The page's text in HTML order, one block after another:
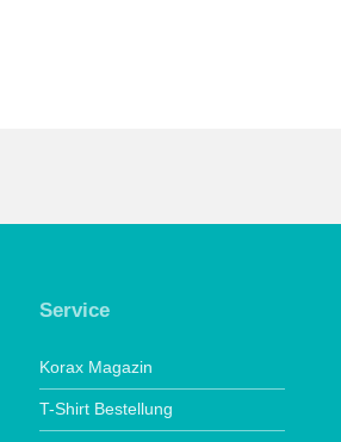
Service
Korax Magazin
T-Shirt Bestellung